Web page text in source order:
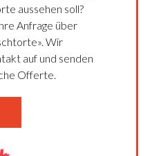
aussehen soll?
Anfrage über
Wir
auf und senden
Offerte.